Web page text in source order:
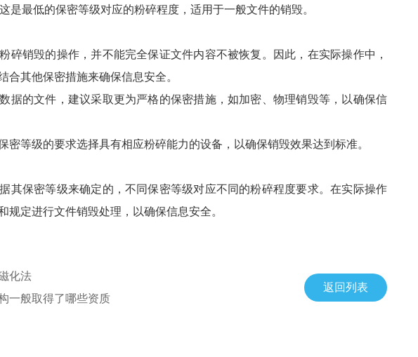
是最低的保密等级对应的粉碎程度，适用于一般文件的销毁。
碎销毁的操作，并不能完全保证文件内容不被恢复。因此，在实际操作中，
合其他保密措施来确保信息安全。
据的文件，建议采取更为严格的保密措施，如加密、物理销毁等，以确保信
密等级的要求选择具有相应粉碎能力的设备，以确保销毁效果达到标准。
其保密等级来确定的，不同保密等级对应不同的粉碎程度要求。在实际操作
规定进行文件销毁处理，以确保信息安全。
化法
一般取得了哪些资质
返回列表